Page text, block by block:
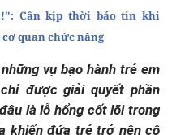
Cần kịp thời báo tin khi
quan chức năng
vụ bạo hành trẻ em
được giải quyết phần
là lỗ hổng cốt lõi trong
khiến đứa trẻ trở nên cô